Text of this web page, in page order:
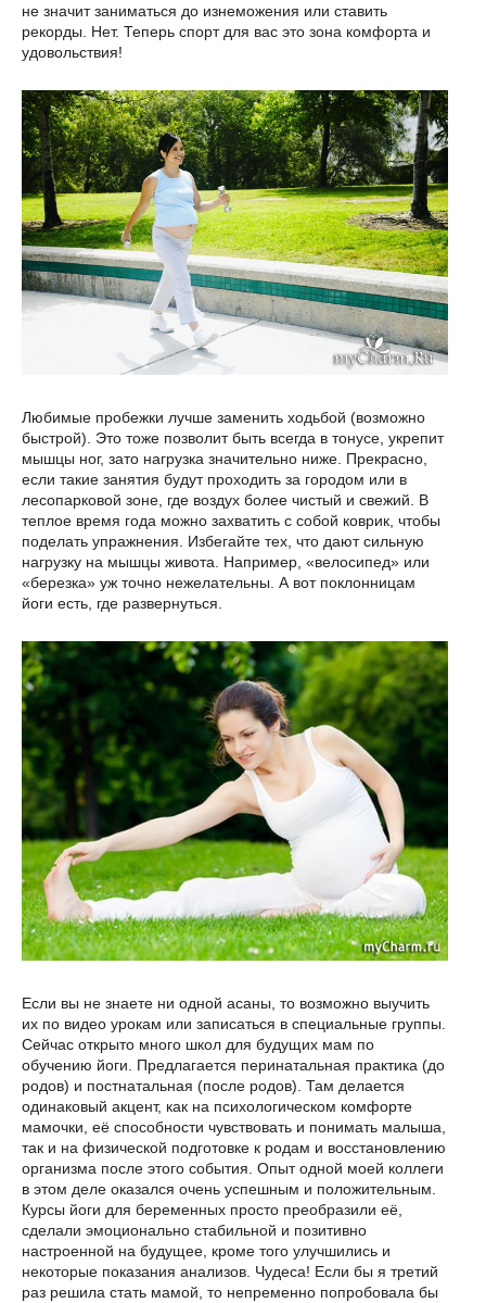
не значит заниматься до изнеможения или ставить
рекорды. Нет. Теперь спорт для вас это зона комфорта и
удовольствия!
Любимые пробежки лучше заменить ходьбой (возможно
быстрой). Это тоже позволит быть всегда в тонусе, укрепит
мышцы ног, зато нагрузка значительно ниже. Прекрасно,
если такие занятия будут проходить за городом или в
лесопарковой зоне, где воздух более чистый и свежий. В
теплое время года можно захватить с собой коврик, чтобы
поделать упражнения. Избегайте тех, что дают сильную
нагрузку на мышцы живота. Например, «велосипед» или
«березка» уж точно нежелательны. А вот поклонницам
йоги есть, где развернуться.
Если вы не знаете ни одной асаны, то возможно выучить
их по видео урокам или записаться в специальные группы.
Сейчас открыто много школ для будущих мам по
обучению йоги. Предлагается перинатальная практика (до
родов) и постнатальная (после родов). Там делается
одинаковый акцент, как на психологическом комфорте
мамочки, её способности чувствовать и понимать малыша,
так и на физической подготовке к родам и восстановлению
организма после этого события. Опыт одной моей коллеги
в этом деле оказался очень успешным и положительным.
Курсы йоги для беременных просто преобразили её,
сделали эмоционально стабильной и позитивно
настроенной на будущее, кроме того улучшились и
некоторые показания анализов. Чудеса! Если бы я третий
раз решила стать мамой, то непременно попробовала бы